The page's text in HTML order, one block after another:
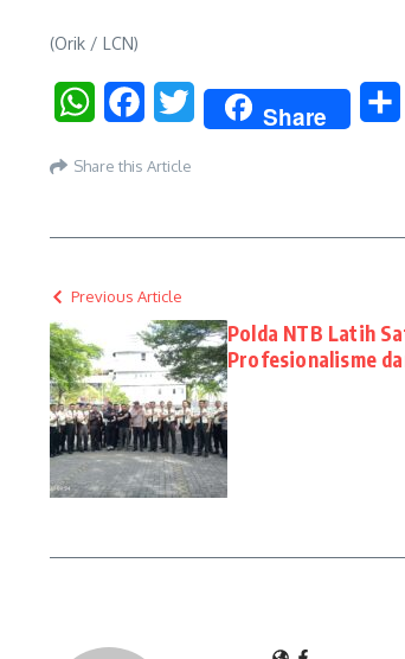
(Orik / LCN)
WhatsAppFacebookTwitter Share
Share this Article
Previous Article
Polda NTB Latih
Profesionalisme